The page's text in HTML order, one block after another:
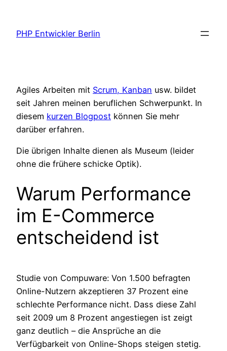
springen
PHP Entwickler Berlin
Agiles Arbeiten mit Scrum, Kanban usw. bildet
seit Jahren meinen beruflichen Schwerpunkt. In
diesem kurzen Blogpost können Sie mehr
darüber erfahren.
Die übrigen Inhalte dienen als Museum (leider
ohne die frühere schicke Optik).
Warum Performance
im E-Commerce
entscheidend ist
Studie von Compuware: Von 1.500 befragten
Online-Nutzern akzeptieren 37 Prozent eine
schlechte Performance nicht. Dass diese Zahl
seit 2009 um 8 Prozent angestiegen ist zeigt
ganz deutlich – die Ansprüche an die
Verfügbarkeit von Online-Shops steigen stetig.